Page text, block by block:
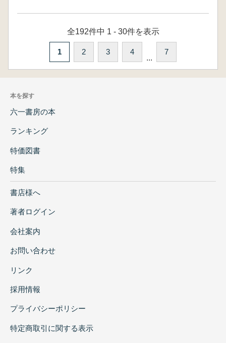
全192件中 1 - 30件を表示
1 2 3 4
...
7
本を探す
六一書房の本
ランキング
特価図書
特集
書店様へ
著者ログイン
会社案内
お問い合わせ
リンク
採用情報
プライバシーポリシー
特定商取引に関する表示